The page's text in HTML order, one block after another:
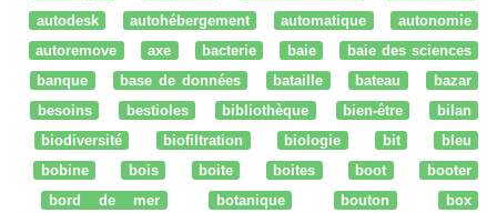
autodesk
autohébergement automatique
autonomie
autoremove
axe bacterie baie
baie des sciences
banque
base de données bataille bateau
bazar
besoins
bestioles bibliothèque bien-être
bilan
biodiversité
biofiltration biologie bit
bleu
bobine
bois boite boites boot
booter
bord de mer
botanique bouton
box